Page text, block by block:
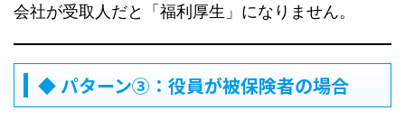
会社が受取人だと「福利厚生」になりません。
◆ パターン③：役員が被保険者の場合